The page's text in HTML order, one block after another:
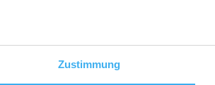
Zustimmung
Schreberstr. 38a, 63069 Offenbach, Deutschland